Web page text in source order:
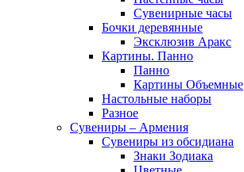
Сувенирные часы
Бочки деревянные
Эксклюзив Аракс
Картины. Панно
Панно
Картины Объемные
Настольные наборы
Разное
Сувениры – Армения
Сувениры из обсидиана
Знаки Зодиака